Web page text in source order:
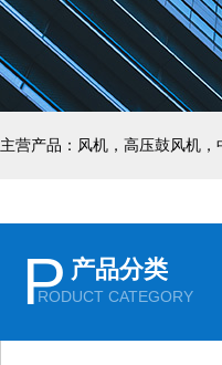
主营产品：风机，高压鼓风机
P 产品分类
RODUCT CATEGORY